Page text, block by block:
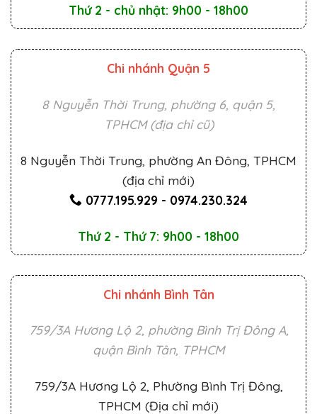
Thứ 2 - chủ nhật: 9h00 - 18h00
Chi nhánh Quận 5
8 Nguyễn Thời Trung, phường 6, quận 5,
TPHCM (địa chỉ cũ)
8 Nguyễn Thời Trung, phường An Đông, TPHCM
(địa chỉ mới)
0777.195.929 - 0974.230.324
Thứ 2 - Thứ 7: 9h00 - 18h00
Chi nhánh Bình Tân
759/3A Hương Lộ 2, phường Bình Trị Đông A,
quận Bình Tân, TPHCM
759/3A Hương Lộ 2, Phường Bình Trị Đông,
TPHCM (Địa chỉ mới)